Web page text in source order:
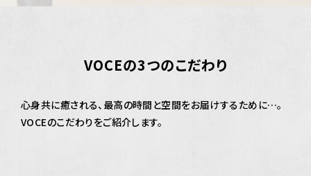
VOCEの3つのこだわり
心身共に癒される、最高の時間と空間をお届けするために…。
VOCEのこだわりをご紹介します。